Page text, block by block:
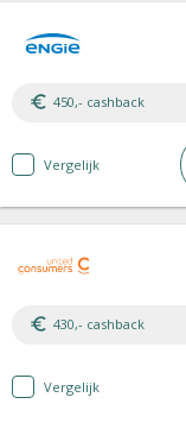
450,- cashback
Vergelijk
430,- cashback
Vergelijk